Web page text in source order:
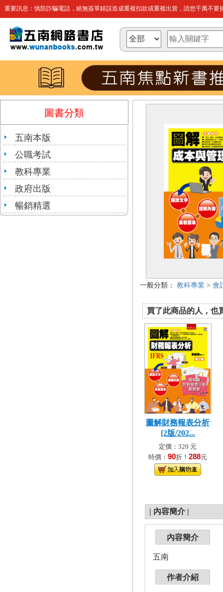
重要訊息：慎防詐騙電話，絕無簽單錯誤造成重複扣款或重複出貨，請您千萬不要
圖書分類
五南本版
公職考試
教科專業
政府出版
暢銷精選
一般分類： 教科專業 > 會
買了此商品的人，也
圖解財務報表分析
[2版/202...
定價：320 元
特價： 90折！ 288元
| 內容簡介 |
內容簡介
五南
作者介紹